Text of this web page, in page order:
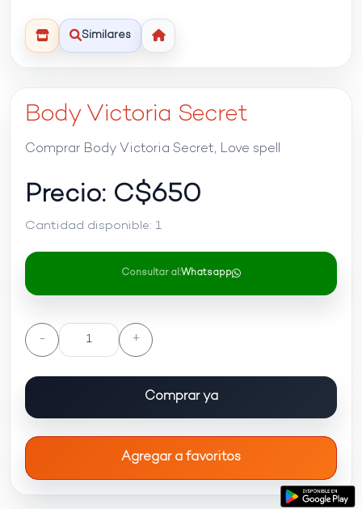
Similares
Body Victoria Secret
Comprar Body Victoria Secret, Love spell
Precio: C$650
Cantidad disponible: 1
Consultar al:Whatsapp
- +
Comprar ya
Agregar a favoritos